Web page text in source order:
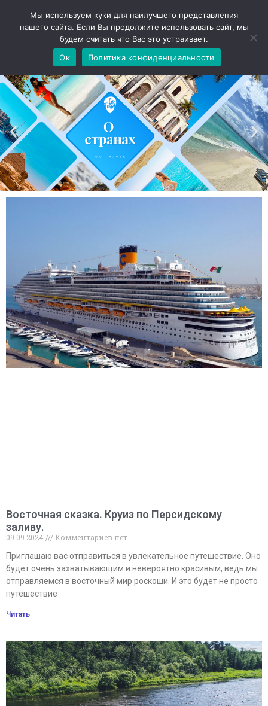
Восточная сказка. Круиз по Персидскому
заливу.
09.09.2024
Комментариев нет
Приглашаю вас отправиться в увлекательное путешествие. Оно
будет очень захватывающим и невероятно красивым, ведь мы
отправляемся в восточный мир роскоши. И это будет не просто
путешествие
Читать
Мы используем куки для наилучшего представления
нашего сайта. Если Вы продолжите использовать сайт, мы
будем считать что Вас это устраивает.
Ок
Политика конфиденциальности